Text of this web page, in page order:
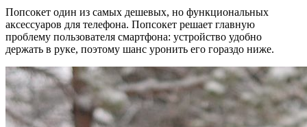
Попсокет один из самых дешевых, но функциональных
аксессуаров для телефона. Попсокет решает главную
проблему пользователя смартфона: устройство удобно
держать в руке, поэтому шанс уронить его гораздо ниже.